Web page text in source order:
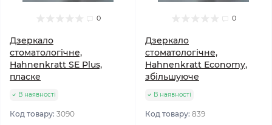
0
Дзеркало
стоматологічне,
Hahnenkratt SE Plus,
пласке
В наявності
Код товару: 3090
0
Дзеркало
стоматологічне,
Hahnenkratt Economy,
збільшуюче
В наявності
Код товару: 839